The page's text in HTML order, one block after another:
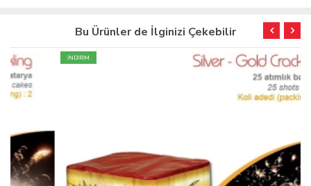
Bu Ürünler de İlginizi Çekebilir
İNDİRİM